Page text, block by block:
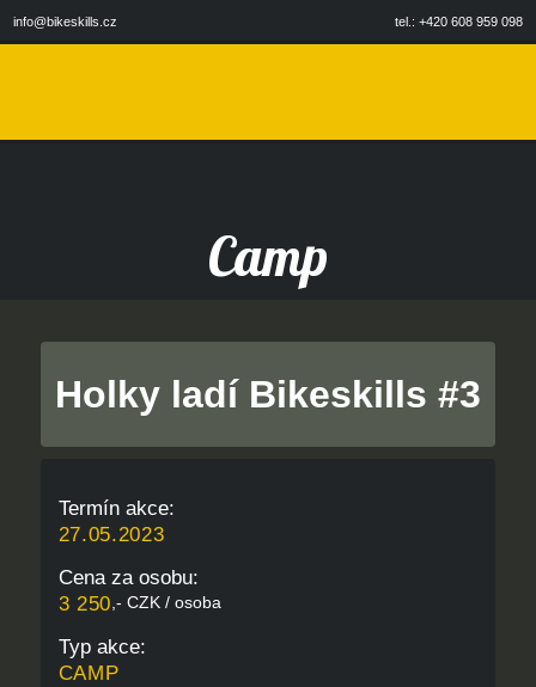
info@bikeskills.cz tel.: +420 608 959 098
Camp
Holky ladí Bikeskills #3
Termín akce:
27.05.2023
Cena za osobu:
3 250 ,- CZK / osoba
Typ akce:
CAMP